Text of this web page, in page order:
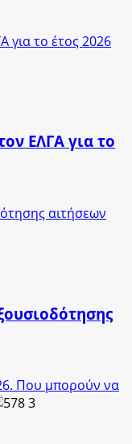
το έτος 2026
ΕΛΓΑ για το
αιτήσεων
Που μπορούν να
3